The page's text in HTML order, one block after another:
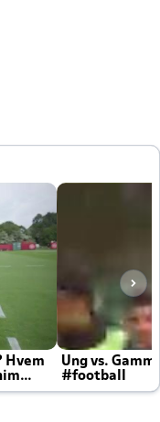
Hvem
Ung vs.
#football